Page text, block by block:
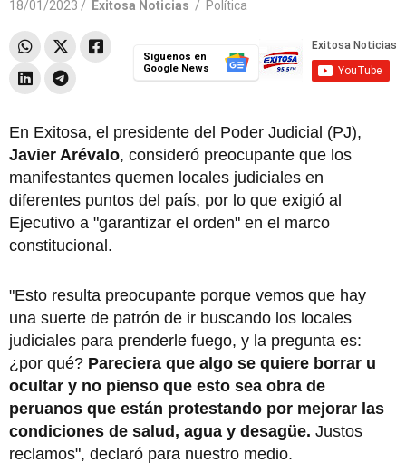
18/01/2023 / Exitosa Noticias / Política
Síguenos en
Google News
En Exitosa, el presidente del Poder Judicial (PJ),
Javier Arévalo, consideró preocupante que los
manifestantes quemen locales judiciales en
diferentes puntos del país, por lo que exigió al
Ejecutivo a "garantizar el orden" en el marco
constitucional.
"Esto resulta preocupante porque vemos que hay
una suerte de patrón de ir buscando los locales
judiciales para prenderle fuego, y la pregunta es:
¿por qué? Pareciera que algo se quiere borrar u
ocultar y no pienso que esto sea obra de
peruanos que están protestando por mejorar las
condiciones de salud, agua y desagüe. Justos
reclamos", declaró para nuestro medio.